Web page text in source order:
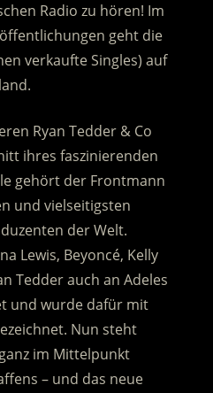
Radio zu hören! Im
geht die
verkaufte Singles) auf
Ryan Tedder & Co
ihres faszinierenden
gehört der Frontmann
und vielseitigsten
der Welt.
Lewis, Beyoncé, Kelly
Tedder auch an Adeles
und wurde dafür mit
Nun steht
im Mittelpunkt
– und das neue